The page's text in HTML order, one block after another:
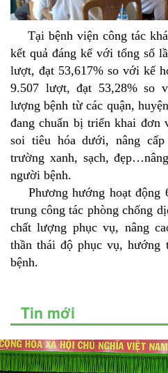
Tại bệnh viện công tác
kết quả đáng kể với tổng số
lượt, đạt 53,617% so với kế
9.507 lượt, đạt 53,28% so
lượng bệnh từ các quận,
đang chuẩn bị triển khai đơn
soi tiêu hóa dưới, nâng
trường xanh, sạch,
người bệnh.
Phương hướng hoạt động
trung công tác phòng chống
chất lượng phục vụ, nâng
thần thái độ phục vụ,
bệnh.
Tin mới